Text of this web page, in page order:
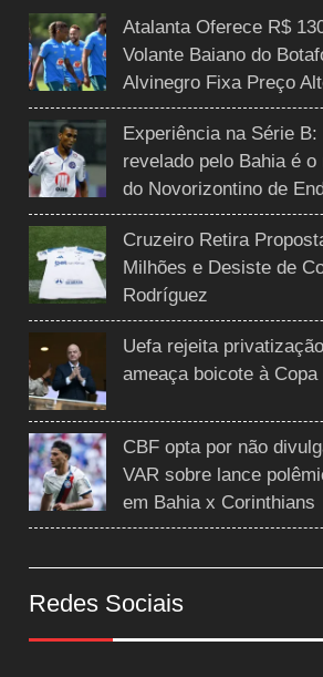
Atalanta Oferece R$
Volante Baiano do
Alvinegro Fixa Preço
Experiência na Série B:
revelado pelo Bahia é
do Novorizontino de
Cruzeiro Retira
Milhões e Desiste de
Rodríguez
Uefa rejeita
ameaça boicote à Copa
CBF opta por não
VAR sobre lance
em Bahia x Corinthians
Redes Sociais